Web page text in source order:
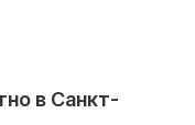
в Санкт-